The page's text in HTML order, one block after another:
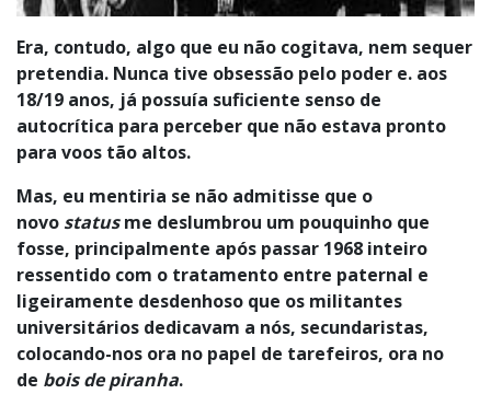
Era, contudo, algo que eu não cogitava, nem sequer
pretendia. Nunca tive obsessão pelo poder e. aos
18/19 anos, já possuía suficiente senso de
autocrítica para perceber que não estava pronto
para voos tão altos.
Mas, eu mentiria se não admitisse que o
novo statusme deslumbrou um pouquinho que
fosse, principalmente após passar 1968 inteiro
ressentido com o tratamento entre paternal e
ligeiramente desdenhoso que os militantes
universitários dedicavam a nós, secundaristas,
colocando-nos ora no papel de tarefeiros, ora no
de bois de piranha.